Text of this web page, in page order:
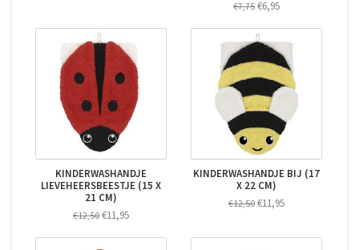
€7,75 €6,95
KINDERWASHANDJE
LIEVEHEERSBEESTJE (15 X
21 CM)
€12,50 €11,95
KINDERWASHANDJE BIJ (17
X 22 CM)
€12,50 €11,95